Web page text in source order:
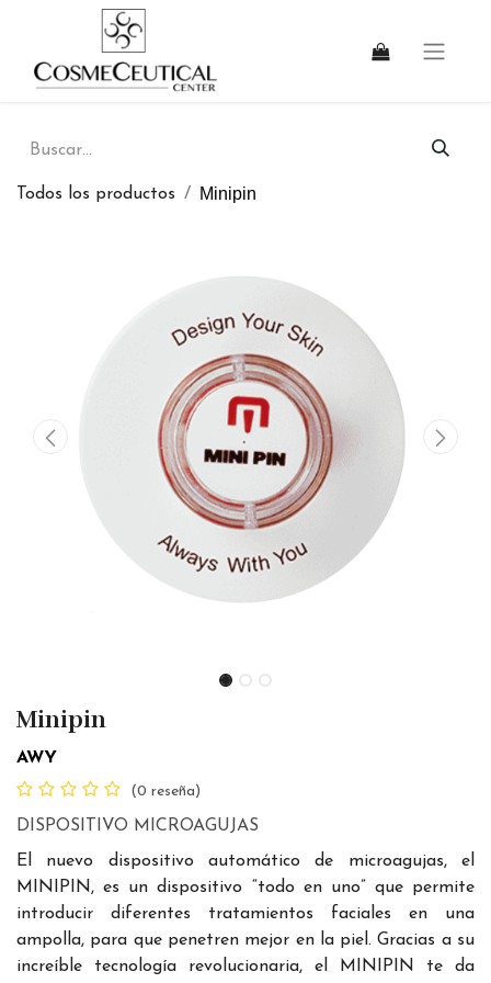
Todos los productos Minipin
Minipin
AWY
(0 reseña)
DISPOSITIVO MICROAGUJAS
El nuevo dispositivo automático de microagujas, el
MINIPIN, es un dispositivo “todo en uno” que permite
introducir diferentes tratamientos faciales en una
ampolla, para que penetren mejor en la piel. Gracias a su
increíble tecnología revolucionaria, el MINIPIN te da